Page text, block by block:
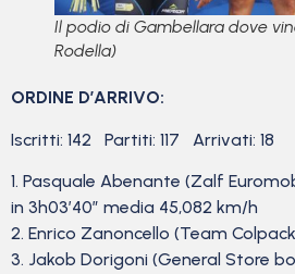
Il podio di Gambellara dove
Rodella)
ORDINE D’ARRIVO:
Iscritti: 142 Partiti: 117 Arrivati: 18
1. Pasquale Abenante (Zalf
in 3h03’40” media 45,082 km/h
2. Enrico Zanoncello (Team Colpack)
3. Jakob Dorigoni (General Store